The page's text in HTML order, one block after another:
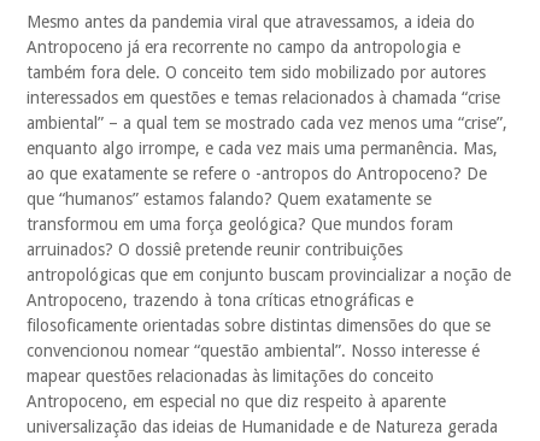
Mesmo antes da pandemia viral que atravessamos, a ideia do
Antropoceno já era recorrente no campo da antropologia e
também fora dele. O conceito tem sido mobilizado por autores
interessados em questões e temas relacionados à chamada “crise
ambiental” – a qual tem se mostrado cada vez menos uma “crise”,
enquanto algo irrompe, e cada vez mais uma permanência. Mas,
ao que exatamente se refere o -antropos do Antropoceno? De
que “humanos” estamos falando? Quem exatamente se
transformou em uma força geológica? Que mundos foram
arruinados? O dossiê pretende reunir contribuições
antropológicas que em conjunto buscam provincializar a noção de
Antropoceno, trazendo à tona críticas etnográficas e
filosoficamente orientadas sobre distintas dimensões do que se
convencionou nomear “questão ambiental”. Nosso interesse é
mapear questões relacionadas às limitações do conceito
Antropoceno, em especial no que diz respeito à aparente
universalização das ideias de Humanidade e de Natureza gerada